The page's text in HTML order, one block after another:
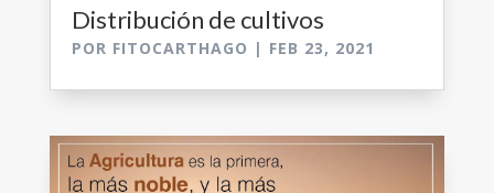
Distribución de cultivos
POR FITOCARTHAGO | FEB 23, 2021